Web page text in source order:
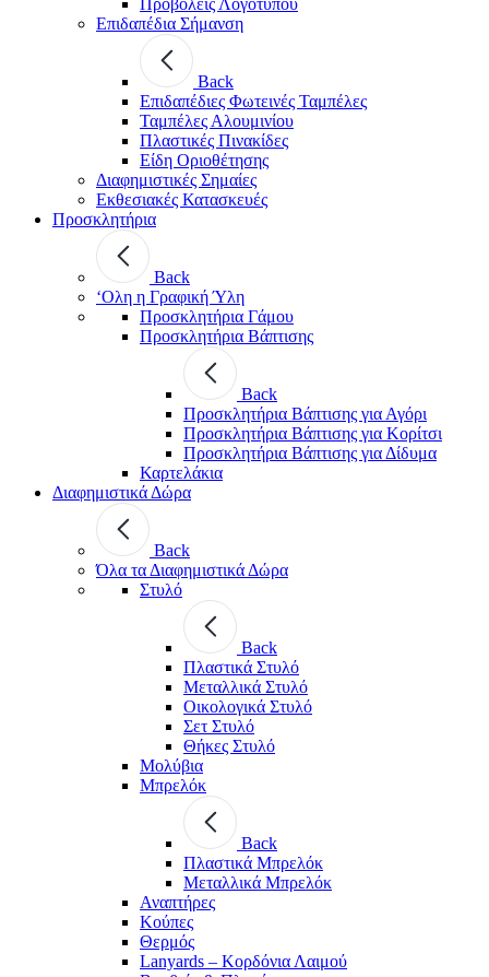
Επιδαπέδια Σήμανση
Back
Επιδαπέδιες Φωτεινές Ταμπέλες
Ταμπέλες Αλουμινίου
Πλαστικές Πινακίδες
Είδη Οριοθέτησης
Διαφημιστικές Σημαίες
Εκθεσιακές Κατασκευές
Προσκλητήρια
Back
‘Ολη η Γραφική Ύλη
Προσκλητήρια Γάμου
Προσκλητήρια Βάπτισης
Back
Προσκλητήρια Βάπτισης για Αγόρι
Προσκλητήρια Βάπτισης για Κορίτσι
Προσκλητήρια Βάπτισης για Δίδυμα
Καρτελάκια
Διαφημιστικά Δώρα
Back
Όλα τα Διαφημιστικά Δώρα
Στυλό
Back
Πλαστικά Στυλό
Μεταλλικά Στυλό
Οικολογικά Στυλό
Σετ Στυλό
Θήκες Στυλό
Μολύβια
Μπρελόκ
Back
Πλαστικά Μπρελόκ
Μεταλλικά Μπρελόκ
Αναπτήρες
Κούπες
Θερμός
Lanyards – Kορδόνια Λαιμού